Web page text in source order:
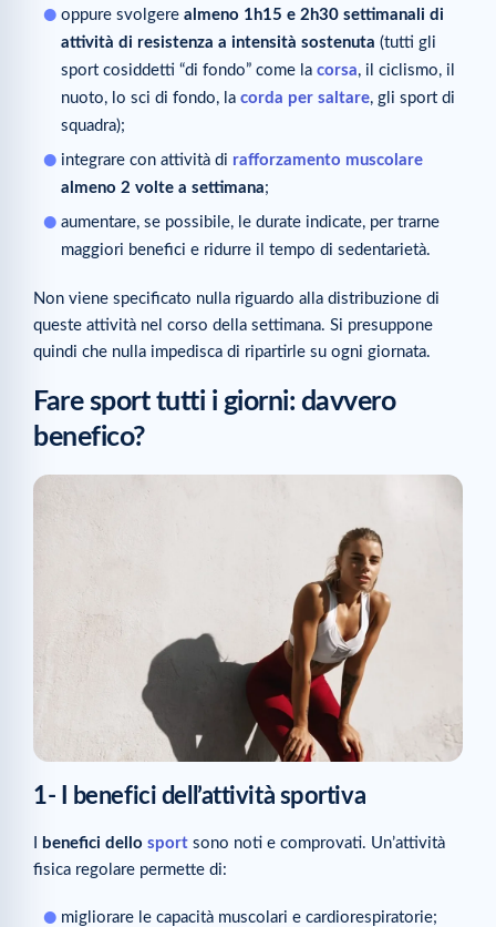
oppure svolgere almeno 1h15 e 2h30 settimanali di
attività di resistenza a intensità sostenuta (tutti gli
sport cosiddetti “di fondo” come la corsa, il ciclismo, il
nuoto, lo sci di fondo, la corda per saltare, gli sport di
squadra);
integrare con attività di rafforzamento muscolare
almeno 2 volte a settimana;
aumentare, se possibile, le durate indicate, per trarne
maggiori benefici e ridurre il tempo di sedentarietà.
Non viene specificato nulla riguardo alla distribuzione di
queste attività nel corso della settimana. Si presuppone
quindi che nulla impedisca di ripartirle su ogni giornata.
Fare sport tutti i giorni: davvero
benefico?
1- I benefici dell’attività sportiva
benefici dello sport sono noti e comprovati. Un’attività
fisica regolare permette di:
migliorare le capacità muscolari e cardiorespiratorie;